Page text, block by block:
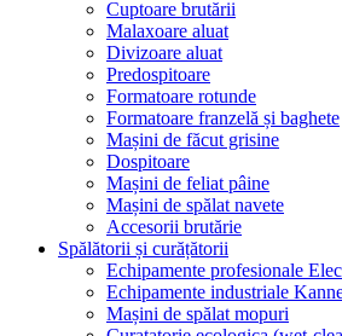
Cuptoare brutării
Malaxoare aluat
Divizoare aluat
Predospitoare
Formatoare rotunde
Formatoare franzelă și baghete
Mașini de făcut grisine
Dospitoare
Mașini de feliat pâine
Mașini de spălat navete
Accesorii brutărie
Spălătorii și curățătorii
Echipamente profesionale
Echipamente industriale
Mașini de spălat mopuri